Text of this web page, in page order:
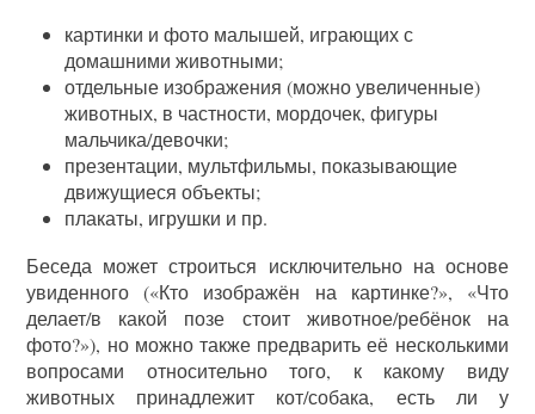
картинки и фото малышей, играющих с
домашними животными;
отдельные изображения (можно увеличенные)
животных, в частности, мордочек, фигуры
мальчика/девочки;
презентации, мультфильмы, показывающие
движущиеся объекты;
плакаты, игрушки и пр.
Беседа может строиться исключительно на основе
увиденного («Кто изображён на картинке?», «Что
делает/в какой позе стоит животное/ребёнок на
фото?»), но можно также предварить её несколькими
вопросами относительно того, к какому виду
животных принадлежит кот/собака, есть ли у